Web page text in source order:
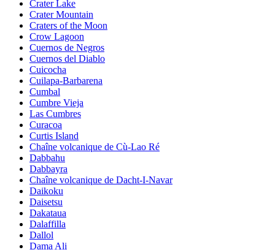
Crater Lake
Crater Mountain
Craters of the Moon
Crow Lagoon
Cuernos de Negros
Cuernos del Diablo
Cuicocha
Cuilapa-Barbarena
Cumbal
Cumbre Vieja
Las Cumbres
Curacoa
Curtis Island
Chaîne volcanique de Cù-Lao Ré
Dabbahu
Dabbayra
Chaîne volcanique de Dacht-I-Navar
Daikoku
Daisetsu
Dakataua
Dalaffilla
Dallol
Dama Ali